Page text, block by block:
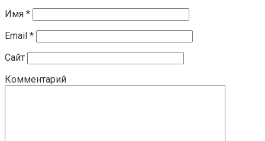
Имя *
Email *
Сайт
Комментарий